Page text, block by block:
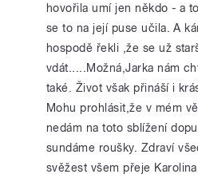
hovořila umí jen někdo - a
se to na její puse učila. A
hospodě řekli ,že se už
vdát.....Možná,Jarka nám
také. Život však přináší i
Mohu prohlásit,že v mém
nedám na toto sblížení
sundáme roušky. Zdraví
svěžest všem přeje Karolina.